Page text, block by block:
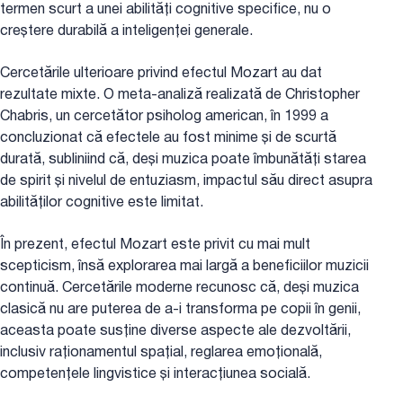
termen scurt a unei abilități cognitive specifice, nu o
creștere durabilă a inteligenței generale.
Cercetările ulterioare privind efectul Mozart au dat
rezultate mixte. O meta-analiză realizată de Christopher
Chabris, un cercetător psiholog american, în 1999 a
concluzionat că efectele au fost minime și de scurtă
durată, subliniind că, deși muzica poate îmbunătăți starea
de spirit și nivelul de entuziasm, impactul său direct asupra
abilităților cognitive este limitat.
În prezent, efectul Mozart este privit cu mai mult
scepticism, însă explorarea mai largă a beneficiilor muzicii
continuă. Cercetările moderne recunosc că, deși muzica
clasică nu are puterea de a-i transforma pe copii în genii,
aceasta poate susține diverse aspecte ale dezvoltării,
inclusiv raționamentul spațial, reglarea emoțională,
competențele lingvistice și interacțiunea socială.